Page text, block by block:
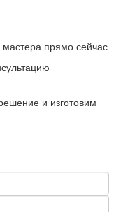
прямо сейчас
и изготовим